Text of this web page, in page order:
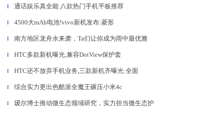
▎ 通话娱乐真全能 八款热门手机平板推荐
▎ 4500大mAh电池!vivo新机发布:菱形
▎ 南方地区龙舟水来袭，Ta们让你成为雨中最优雅
▎ HTC多款新机曝光,兼容DotView保护套
▎ HTC还不放弃手机业务,三款新机齐曝光:全面
▎ 综合实力更出色酷派全魔王碾压小米4c
▎ 瑷尔博士推动微生态领域研究，实力担当微生态护